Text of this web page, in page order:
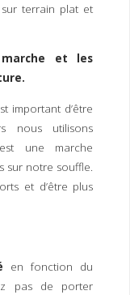
terrain plat et
et les
important d’être
nous utilisons
une marche
sur notre souffle.
et d’être plus
en fonction du
pas de porter